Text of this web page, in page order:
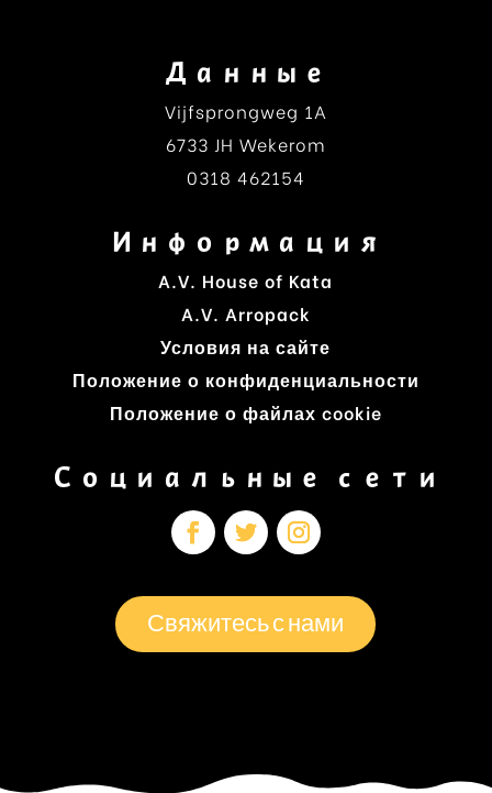
Данные
Vijfsprongweg 1A
6733 JH Wekerom
0318 462154
Информация
A.V. House of Kata
A.V. Arropack
Условия на сайте
Положение о конфиденциальности
Положение о файлах cookie
Социальные сети
Свяжитесь с нами